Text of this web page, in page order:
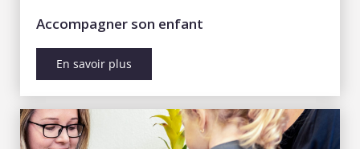
Accompagner son enfant
En savoir plus